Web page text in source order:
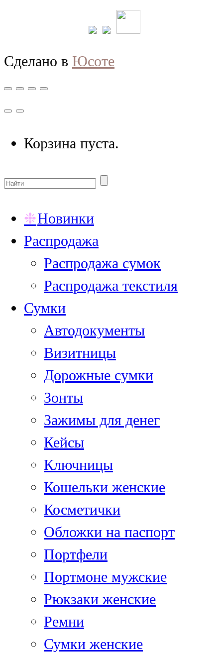
Сделано в Юсоте
Корзина пуста.
Новинки
Распродажа
Распродажа сумок
Распродажа текстиля
Сумки
Автодокументы
Визитницы
Дорожные сумки
Зонты
Зажимы для денег
Кейсы
Ключницы
Кошельки женские
Косметички
Обложки на паспорт
Портфели
Портмоне мужские
Рюкзаки женские
Ремни
Сумки женские